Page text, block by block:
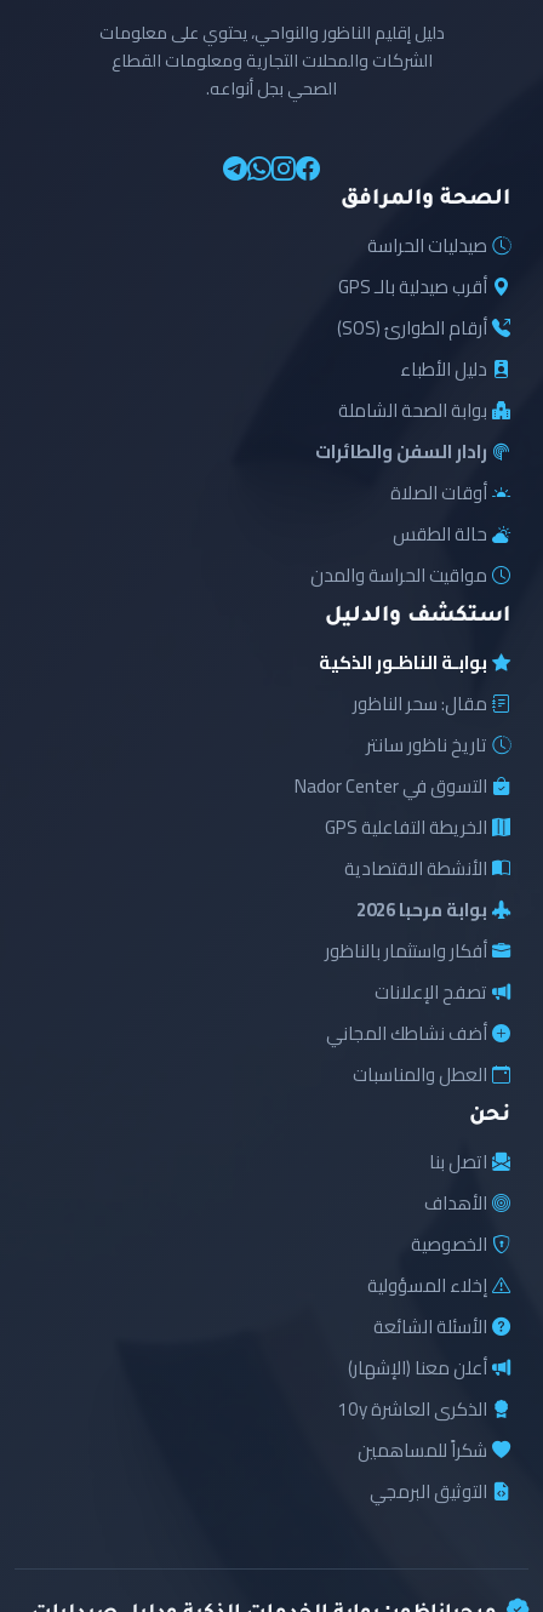
دليل إقليم الناظور والنواحي، يحتوي على معلومات
الشركات والمحلات التجارية ومعلومات القطاع
الصحي بجل أنواعه.
الصحة والمرافق
صيدليات الحراسة
أقرب صيدلية بالـ GPS
أرقام الطوارئ (SOS)
دليل الأطباء
بوابة الصحة الشاملة
رادار السفن والطائرات
أوقات الصلاة
حالة الطقس
مواقيت الحراسة والمدن
استكشف والدليل
بوابـة الناظـور الذكية
مقال: سحر الناظور
تاريخ ناظور سانتر
التسوق في Nador Center
الخريطة التفاعلية GPS
الأنشطة الاقتصادية
بوابة مرحبا 2026
أفكار واستثمار بالناظور
تصفح الإعلانات
أضف نشاطك المجاني
العطل والمناسبات
نحن
اتصل بنا
الأهداف
الخصوصية
إخلاء المسؤولية
الأسئلة الشائعة
أعلن معنا (الإشهار)
الذكرى العاشرة 10y
شكراً للمساهمين
التوثيق البرمجي